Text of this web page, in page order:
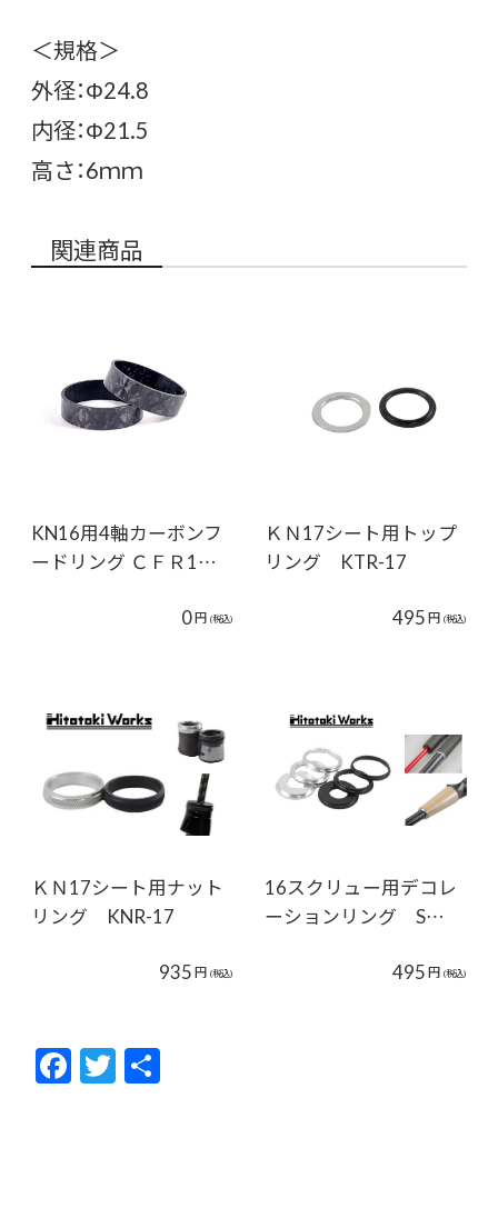
＜規格＞
外径：Φ24.8
内径：Φ21.5
高さ：6ｍｍ
関連商品
KN16用4軸カーボンフ
ードリング ＣＦＲ1…
0円 (税込)
ＫＮ17シート用トップ
リング KTR-17
495円 (税込)
ＫＮ17シート用ナット
リング KNR-17
935 円 (税込)
16スクリュー用デコレ
ーションリング S…
495円 (税込)
F
ac
T
w